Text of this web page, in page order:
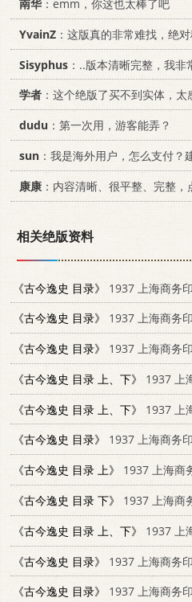
南华 ：emm，你这也太棒了吧
YvainZ ：这版真的非常难找，绝
Sisyphus ：..版本清晰完整，我非常满
学者 ：这个绝版了买不到实体，太
dudu ：第一次用，游客能弄？
sun ：我是海外用户，怎么支付
康康 ：内容清晰、很平整、完整
相关绝版资料
《古今逸史 目录》
1937 上海商务
《古今逸史 目录》
1937 上海商务
《古今逸史 目录》
1937 上海商务
《古今逸史 目录 上、下》
1937 上
《古今逸史 目录 上、下》
1937 上
《古今逸史 目录》
1937 上海商务
《古今逸史 目录 上》
1937 上海商
《古今逸史 目录 下》
1937 上海商
《古今逸史 目录 上、下》 1937 上
《古今逸史 目录》
1937 上海商务
《古今逸史 目录》
1937 上海商务